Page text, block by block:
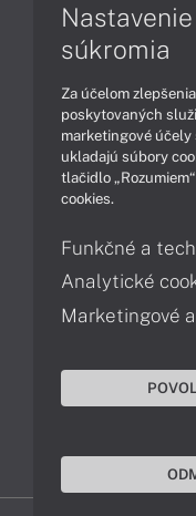
Podpora a servis
043 4224
súkromia
Za účelom
poskytovaných
marketingové účely
ukladajú súbory
tlačidlo
cookies.
Funkčné a
Analytické
Marketingové